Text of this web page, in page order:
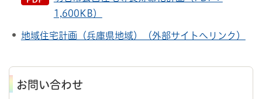
1,600KB）
地域住宅計画（兵庫県地域）（外部サイトへリンク）
お問い合わせ